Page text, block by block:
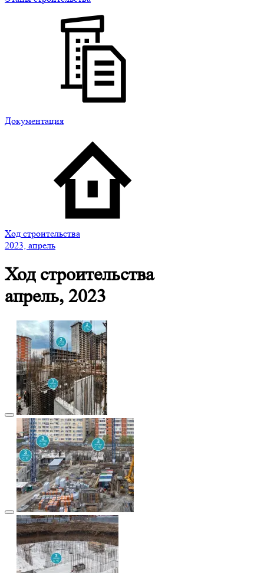
Документация
Ход строительства
2023, апрель
Ход строительства
апрель, 2023